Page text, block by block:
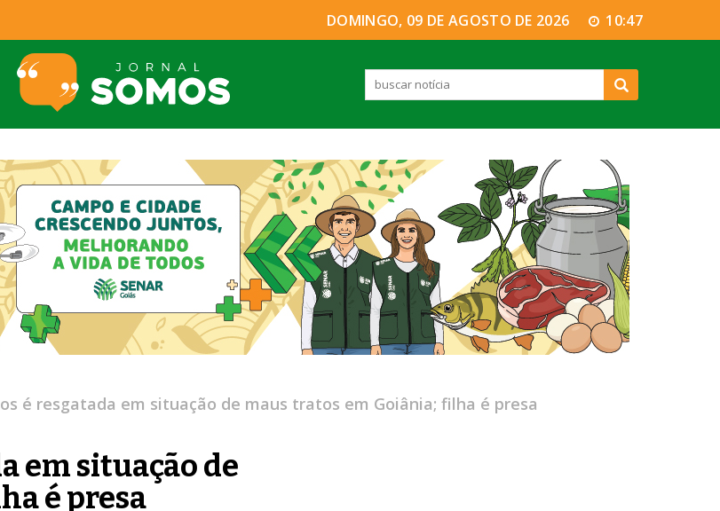
DOMINGO, 09 DE AGOSTO DE 2026 10:47
é resgatada em situação de maus tratos em Goiânia; filha é presa
em situação de
é presa